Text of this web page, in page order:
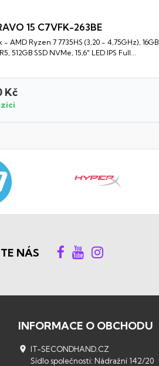
Rychlý náhled
15 C7VFK-263BE
- AMD Ryzen 7 7735HS (3,20 - 4,75GHz), 16GB
512GB SSD NVMe, 15,6" LED IPS Full...
Kč
NÁS
INFORMACE O OBCHODU
 IT-SECONDHAND.CZ
Sídlo společnosti: Nádražní 142/20